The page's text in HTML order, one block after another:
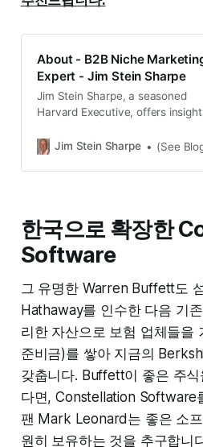
About - B2B Niche
Expert - Jim Stein Sharpe
Jim Stein Sharpe, a seasoned
Harvard Executive, offers
and leadership. Visit now.
Jim Stein Sharpe (See Blog Post-Getting to
한국으로 확장한
Software
그 유명한 Warren Buffett도
Hathaway를 인수한 다음 기
리한 자산으로 보험 업체들을
준비금)를 쌓아 지금의
갖춥니다. Buffett이 좋은 주
다면, Constellation Software
팬 Mark Leonard는 좋은 소
원히 보유하는 것을 추구합니